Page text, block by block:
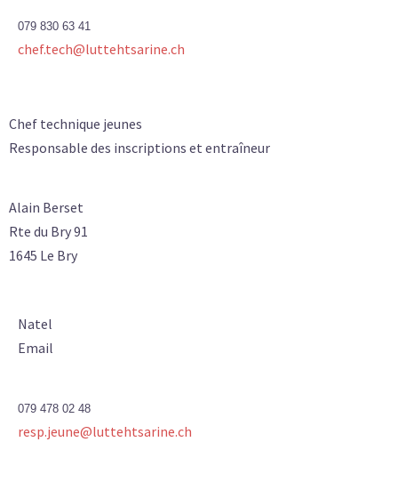
079 830 63 41
chef.tech@luttehtsarine.ch
Chef technique jeunes
Responsable des inscriptions et entraîneur
Alain Berset
Rte du Bry 91
1645 Le Bry
Natel
Email
079 478 02 48
resp.jeune@luttehtsarine.ch